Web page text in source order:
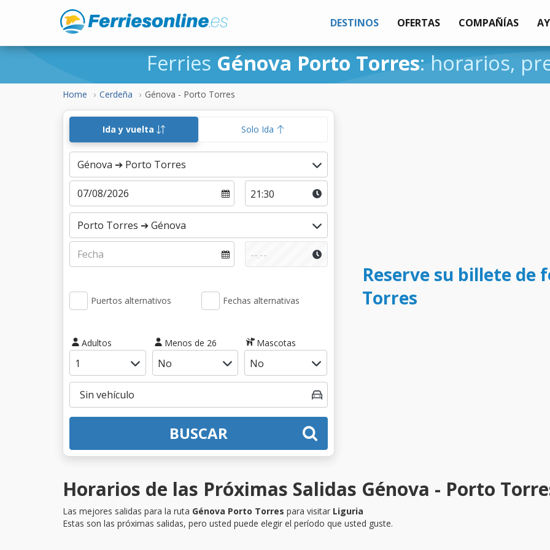
DESTINOS OFERTAS COMPAÑÍAS
Ferries Génova Porto Torres: horarios,
Home Cerdeña Génova - Porto Torres
Ida y vuelta Solo Ida
Puertos alternativos Fechas alternativas
Adultos Menos de 26 Mascotas
BUSCAR
Reserve su billete de
Torres
Horarios de las Próximas Salidas Génova - Porto
Las mejores salidas para la ruta Génova Porto Torres para visitar Liguria
Estas son las próximas salidas, pero usted puede elegir el período que usted guste.